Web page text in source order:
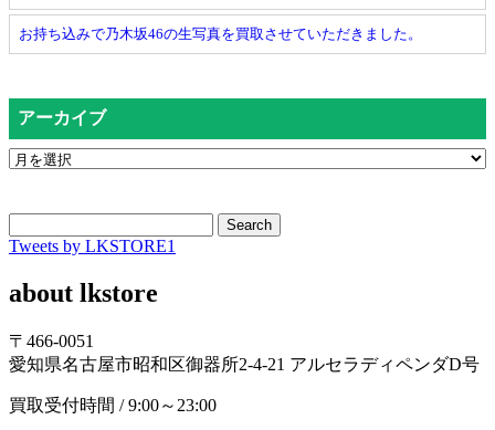
お持ち込みで乃木坂46の生写真を買取させていただきました。
アーカイブ
Search
Tweets by LKSTORE1
about lkstore
〒466-0051
愛知県名古屋市昭和区御器所2-4-21 アルセラディペンダD号
買取受付時間 / 9:00～23:00